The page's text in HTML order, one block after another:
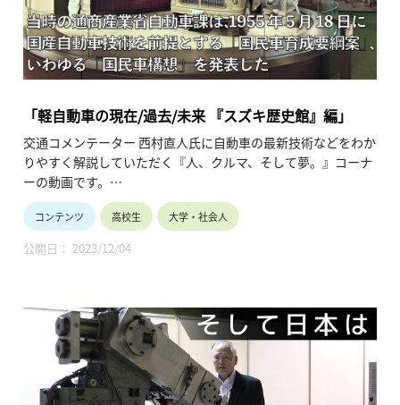
「軽自動車の現在/過去/未来 『スズキ歴史館』編」
交通コメンテーター 西村直人氏に自動車の最新技術などをわか
りやすく解説していただく『人、クルマ、そして夢。』コーナ
ーの動画です。
「軽自動車」をテーマに、そのクルマ作りやモデルラインナッ
プと特徴などについて掘り下げる全５回の3回目。
「スズキ歴史館」を訪ね、同社の創業から現在に至るまでの間
で生み出された特徴的な製品や技術を紹介します。
コンテンツ 高校生 大学・社会人
公開日： 2023/12/04